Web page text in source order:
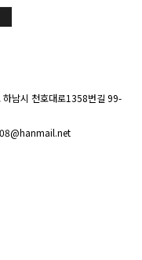
하남시 천호대로1358번길 99-